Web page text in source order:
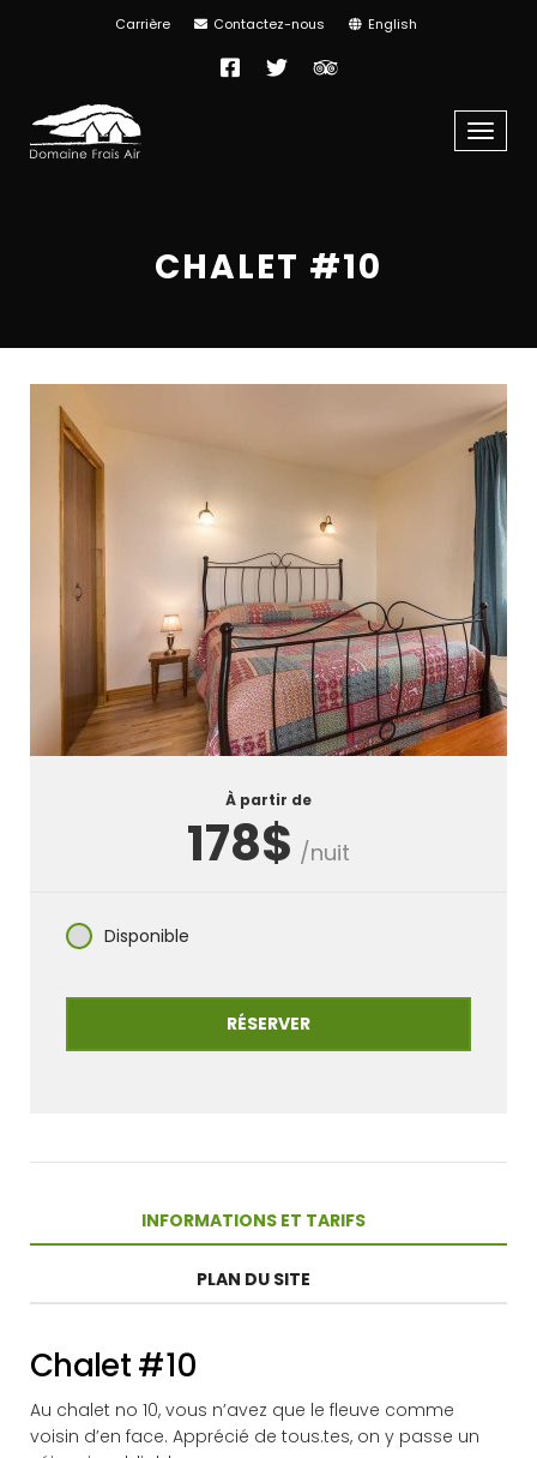
Carrière Contactez-nous English
Facebook
TwitterTripAdvisor
Menu
CHALET #10
À partir de
178$ /nuit
Disponible
RÉSERVER
INFORMATIONS ET TARIFS
PLAN DU SITE
Chalet #10
Au chalet no 10, vous n’avez que le fleuve comme
voisin d’en face. Apprécié de tous.tes, on y passe un